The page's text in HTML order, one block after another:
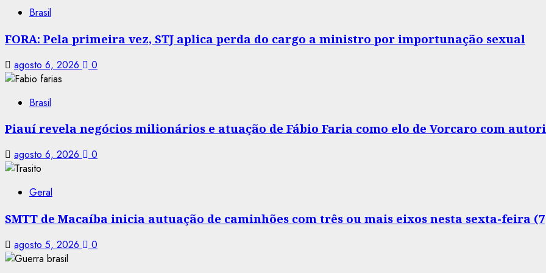
Brasil
FORA: Pela primeira vez, STJ aplica perda do cargo a ministro por importunação sexual
agosto 6, 2026 0
Brasil
Piauí revela negócios milionários e atuação de Fábio Faria como elo de Vorcaro com
agosto 6, 2026 0
Geral
SMTT de Macaíba inicia autuação de caminhões com três ou mais eixos nesta sexta-feira
agosto 5, 2026 0